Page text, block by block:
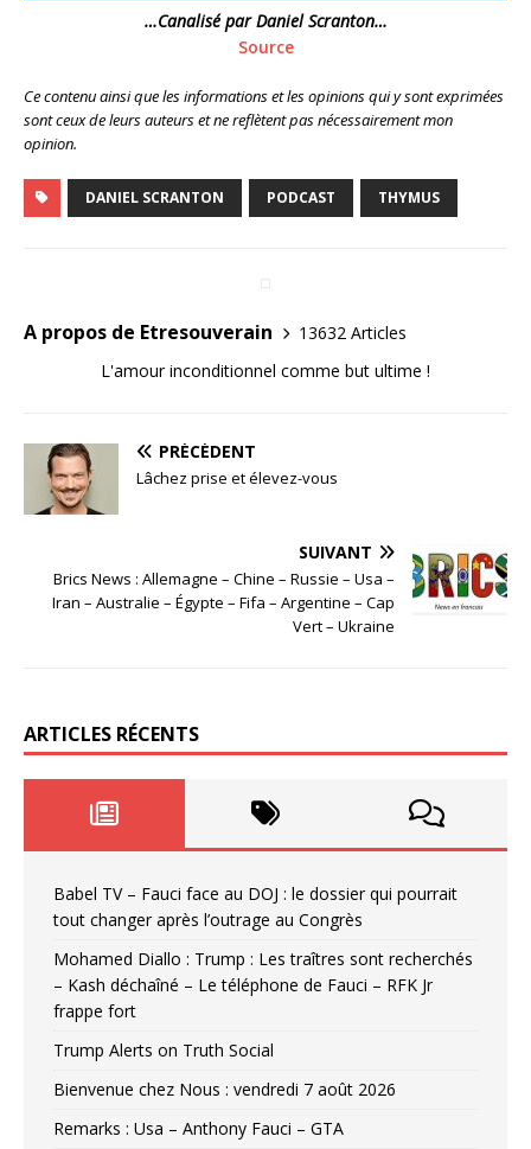
…Canalisé par Daniel Scranton…
Source
Ce contenu ainsi que les informations et les opinions qui y sont exprimées
sont ceux de leurs auteurs et ne reflètent pas nécessairement mon
opinion.
DANIEL SCRANTON PODCAST THYMUS
A propos de Etresouverain
13632 Articles
L'amour inconditionnel comme but ultime !
PRÉCÉDENT
Lâchez prise et élevez-vous
SUIVANT
Brics News : Allemagne – Chine – Russie – Usa –
Iran – Australie – Égypte – Fifa – Argentine – Cap
Vert – Ukraine
ARTICLES RÉCENTS
Babel TV – Fauci face au DOJ : le dossier qui pourrait
tout changer après l’outrage au Congrès
Mohamed Diallo : Trump : Les traîtres sont recherchés
– Kash déchaîné – Le téléphone de Fauci – RFK Jr
frappe fort
Trump Alerts on Truth Social
Bienvenue chez Nous : vendredi 7 août 2026
Remarks : Usa – Anthony Fauci – GTA